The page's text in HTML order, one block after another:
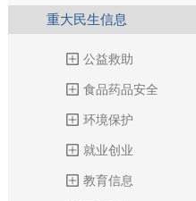
重大民生信息
公益救助
食品药品安全
环境保护
就业创业
教育信息